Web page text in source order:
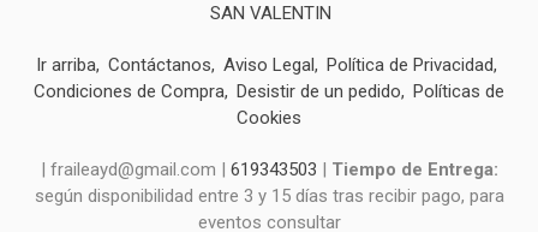
SAN VALENTIN
Ir arriba Contáctanos Aviso Legal
Política de Privacidad
Condiciones de Compra
Desistir de un pedido
Políticas de
Cookies
| fraileayd@gmail.com | 619343503
Tiempo de Entrega:
según disponibilidad entre 3 y 15 días tras recibir pago, para
eventos consultar